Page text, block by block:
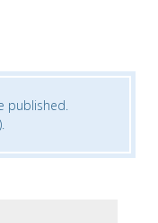
published.